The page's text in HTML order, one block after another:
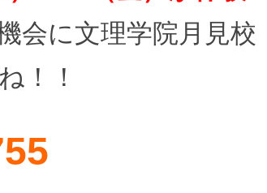
会に文理学院月見校
！！